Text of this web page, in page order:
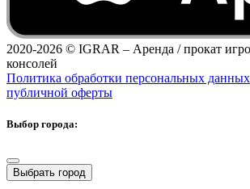
2020-2026 © IGRAR – Аренда / прокат
консолей
Политика обработки персональных данных
публичной оферты
Выбор города:
Выбрать город